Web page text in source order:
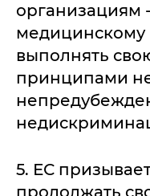
организациям
медицинскому
выполнять
принципами
5. ЕС
продолжать